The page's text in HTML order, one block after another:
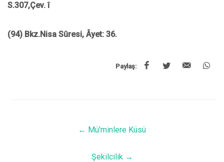
S.307,Çev. î
(94) Bkz.Nisa Sûresi, Âyet: 36.
Paylaş:
← Mü'minlere Küsü
Şekilcilik→